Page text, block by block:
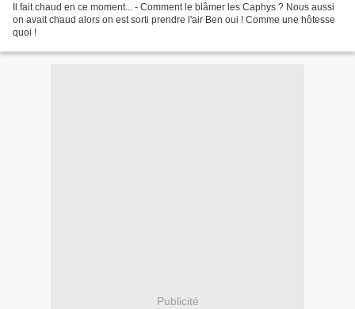
Il fait chaud en ce moment... - Comment le blâmer les Caphys ? Nous aussi
on avait chaud alors on est sorti prendre l'air Ben oui ! Comme une hôtesse
quoi !
Publicité